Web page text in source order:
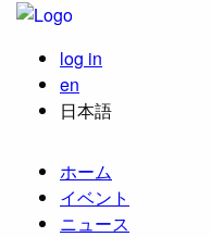
log in
en
日本語
ホーム
イベント
ニュース